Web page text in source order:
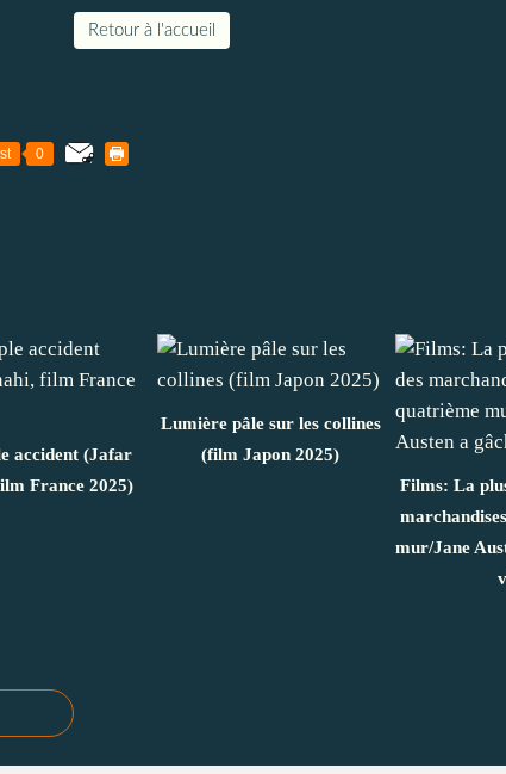
Retour à l'accueil
0
accident (Jafar
France 2025)
Lumière pâle sur les collines
(film Japon 2025)
Films: La
mur/Jane